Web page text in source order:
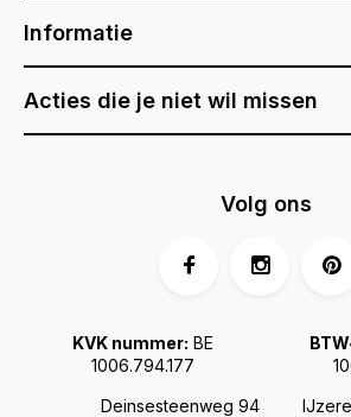
Informatie
Acties die je niet wil missen
Deinsesteenweg 94
KVK nummer: BE
1006.794.177
Volg ons